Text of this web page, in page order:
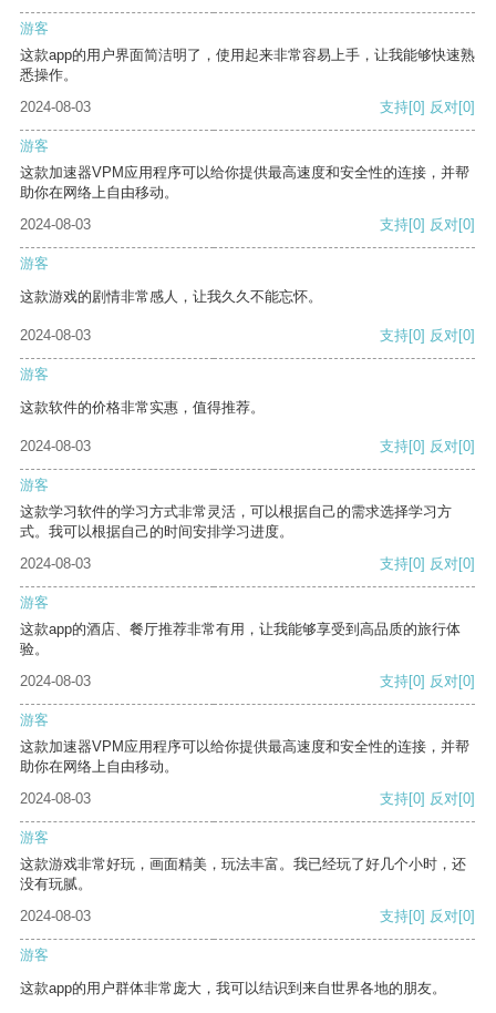
游客
这款app的用户界面简洁明了，使用起来非常容易上手，让我能够快速熟
悉操作。
2024-08-03
支持[0] 反对[0]
游客
这款加速器VPM应用程序可以给你提供最高速度和安全性的连接，并帮
助你在网络上自由移动。
2024-08-03
支持[0] 反对[0]
游客
这款游戏的剧情非常感人，让我久久不能忘怀。
2024-08-03 支持[0] 反对[0]
游客
这款软件的价格非常实惠，值得推荐。
2024-08-03 支持[0] 反对[0]
游客
这款学习软件的学习方式非常灵活，可以根据自己的需求选择学习方
式。我可以根据自己的时间安排学习进度。
2024-08-03
支持[0] 反对[0]
游客
这款app的酒店、餐厅推荐非常有用，让我能够享受到高品质的旅行体
验。
2024-08-03
支持[0] 反对[0]
游客
这款加速器VPM应用程序可以给你提供最高速度和安全性的连接，并帮
助你在网络上自由移动。
2024-08-03
支持[0] 反对[0]
游客
这款游戏非常好玩，画面精美，玩法丰富。我已经玩了好几个小时，还
没有玩腻。
2024-08-03
支持[0] 反对[0]
游客
这款app的用户群体非常庞大，我可以结识到来自世界各地的朋友。